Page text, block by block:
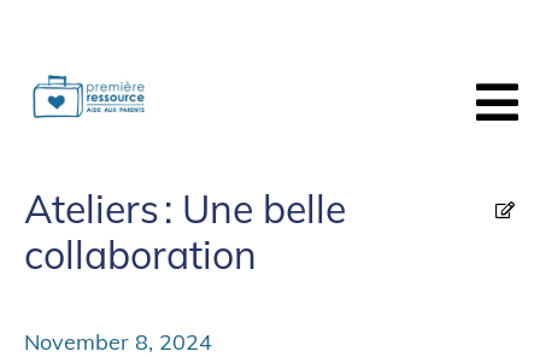
Ateliers : Une belle
collaboration
November 8, 2024